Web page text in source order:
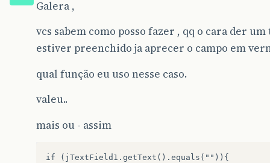
Galera ,
vcs sabem como posso fazer , qq o cara der um
estiver preenchido ja aprecer o campo em
qual função eu uso nesse caso.
valeu..
mais ou - assim
if (jTextField1.getText().equals("")){